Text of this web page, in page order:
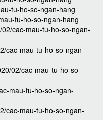
tu-ho-so-ngan-hang
tu-ho-so-ngan-hang
cac-mau-tu-ho-so-ngan-
cac-mau-tu-ho-so-ngan-
02/cac-mau-tu-ho-so-
mau-tu-ho-so-ngan-
cac-mau-tu-ho-so-ngan-